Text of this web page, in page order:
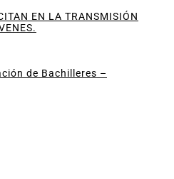
EN LA TRANSMISIÓN
de Bachilleres –